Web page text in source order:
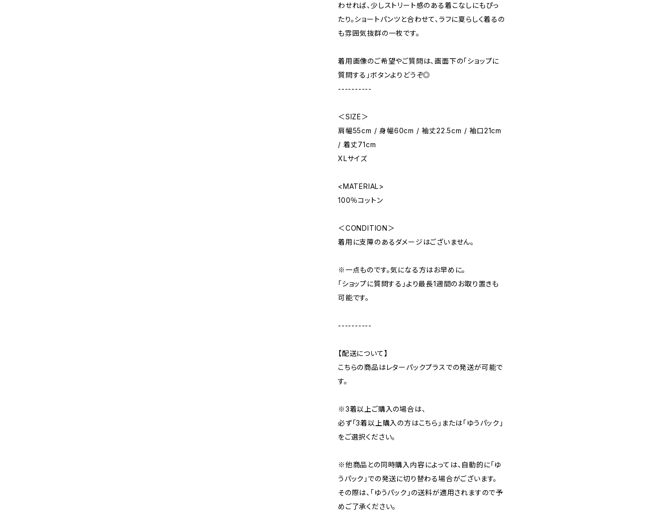
わせれば、少しストリート感のある着こなしにもぴっ
たり。ショートパンツと合わせて、ラフに夏らしく着るの
も雰囲気抜群の一枚です。
着用画像のご希望やご質問は、画面下の「ショップに
質問する」ボタンよりどうぞ◎
----------
＜SIZE＞
肩幅55cm / 身幅60cm / 袖丈22.5cm / 袖口21cm
/ 着丈71cm
XLサイズ
<MATERIAL>
100％コットン
＜CONDITION＞
着用に支障のあるダメージはございません。
※一点ものです。気になる方はお早めに。
「ショップに質問する」より最長1週間のお取り置きも
可能です。
----------
【配送について】
こちらの商品はレターパックプラスでの発送が可能で
す。
※3着以上ご購入の場合は、
必ず「3着以上購入の方はこちら」または「ゆうパック」
をご選択ください。
※他商品との同時購入内容によっては、自動的に「ゆ
うパック」での発送に切り替わる場合がございます。
その際は、「ゆうパック」の送料が適用されますので予
めご了承ください。